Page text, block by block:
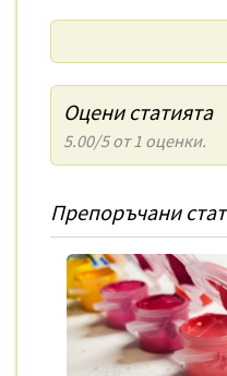
Оцени статията
5.00/5 от 1 оценки.
Препоръчани